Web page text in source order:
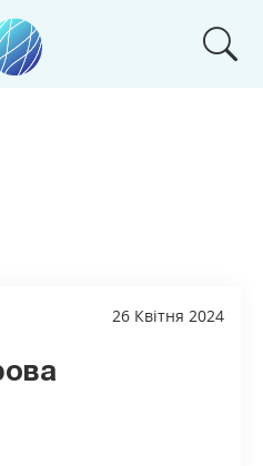
26 Квітня 2024